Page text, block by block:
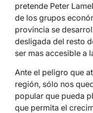
pretende Peter
de los grupos
provincia se
desligada del resto
ser mas accesible a
Ante el peligro que
región, sólo nos
popular que pueda
que permita el